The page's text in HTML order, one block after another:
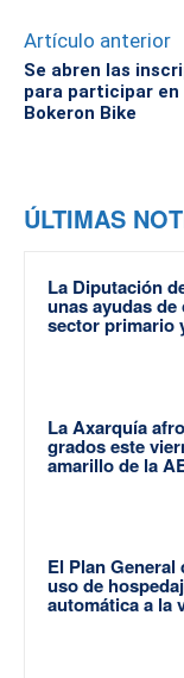
Artículo anterior
Se abren las
para participar en
Bokeron Bike
ÚLTIMAS
La Diputación
unas ayudas
sector primario
La Axarquía
grados este
amarillo de la
El Plan General
uso de
automática a la